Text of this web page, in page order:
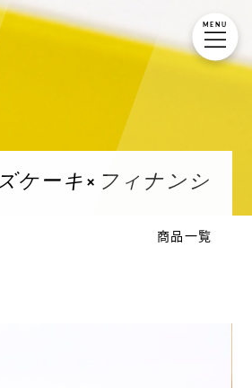
MENU
ケーキ×フィナンシ
商品一覧